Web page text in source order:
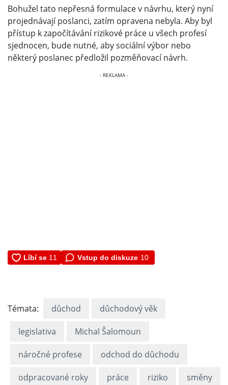
Bohužel tato nepřesná formulace v návrhu, který nyní
projednávají poslanci, zatím opravena nebyla. Aby byl
přístup k započítávání rizikové práce u všech profesí
sjednocen, bude nutné, aby sociální výbor nebo
některý poslanec předložil pozměňovací návrh.
Vstup do diskuze 10
Témata: důchod důchodový věk
legislativa Michal Šalomoun
náročné profese odchod do důchodu
odpracované roky práce riziko směny